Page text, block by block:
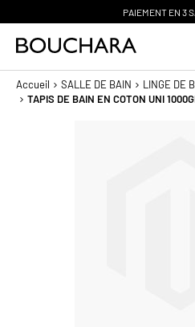
PAIEMENT EN 3
Accueil SALLE DE BAIN LINGE DE
TAPIS DE BAIN EN COTON UNI